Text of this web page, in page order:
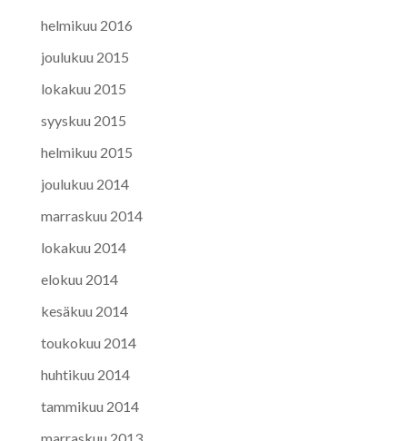
helmikuu 2016
joulukuu 2015
lokakuu 2015
syyskuu 2015
helmikuu 2015
joulukuu 2014
marraskuu 2014
lokakuu 2014
elokuu 2014
kesäkuu 2014
toukokuu 2014
huhtikuu 2014
tammikuu 2014